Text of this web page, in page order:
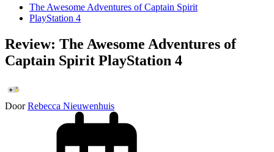
The Awesome Adventures of Captain Spirit
PlayStation 4
Review: The Awesome Adventures of
Captain Spirit PlayStation 4
Door Rebecca Nieuwenhuis